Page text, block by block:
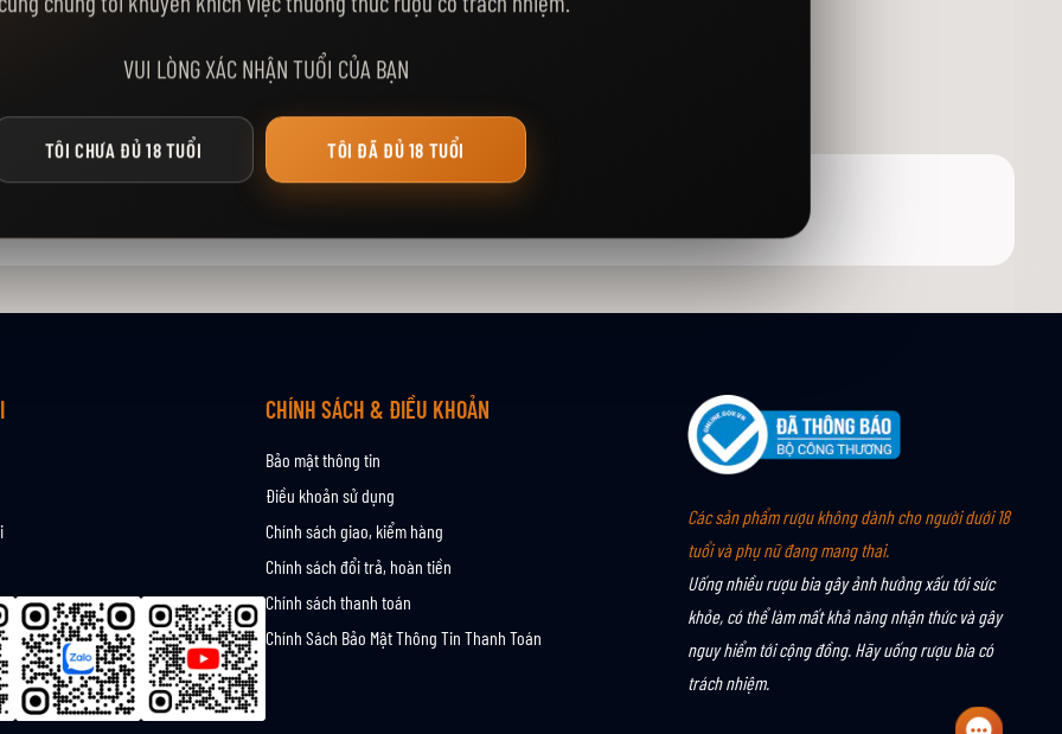
Yêu thích:
CHÍNH SÁCH & ĐIỀU KHOẢN
Bảo mật thông tin
Điều khoản sử dụng
Chính sách giao, kiểm hàng
Chính sách đổi trả, hoàn tiền
Chính sách thanh toán
Chính Sách Bảo Mật Thông Tin Thanh Toán
Các sản phẩm rượu không dành cho người dưới 18
tuổi và phụ nữ đang mang thai.
Uống nhiều rượu bia gây ảnh hưởng xấu tới sức
khỏe, có thể làm mất khả năng nhận thức và gây
nguy hiểm tới cộng đồng. Hãy uống rượu bia có
trách nhiệm.
VUI LÒNG XÁC NHẬN TUỔI CỦA BẠN
TÔI CHƯA ĐỦ 18 TUỔI TÔI ĐÃ ĐỦ 18 TUỔI